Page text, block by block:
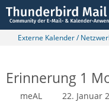
Externe Kalender /
Erinnerung 1
meAL 22. Januar